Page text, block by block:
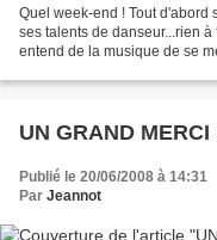
Quel week-end ! Tout d'abord
ses talents de danseur...rien
entend de la musique de se
UN GRAND MERCI
Publié le 20/06/2008 à 14:31
Par Jeannot